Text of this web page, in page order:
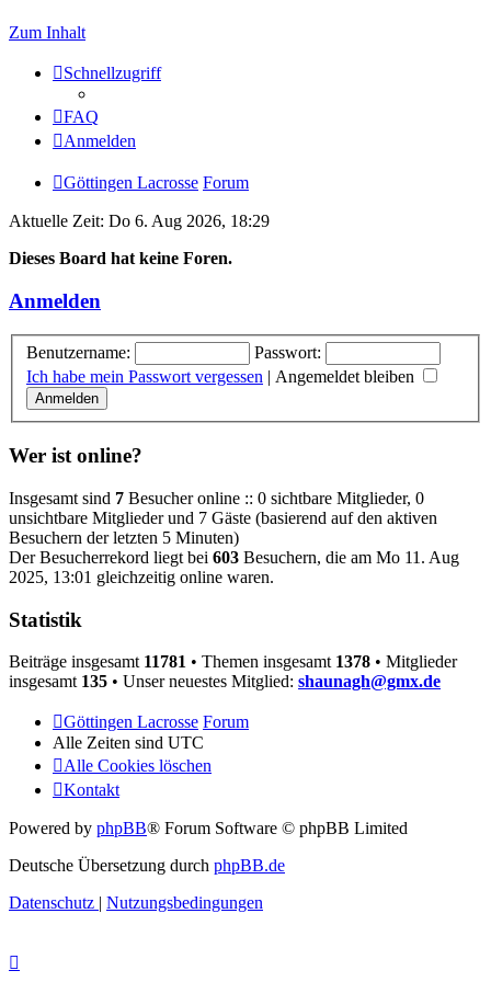
Zum Inhalt
Schnellzugriff
FAQ
Anmelden
Göttingen Lacrosse Forum
Aktuelle Zeit: Do 6. Aug 2026, 18:29
Dieses Board hat keine Foren.
Anmelden
Benutzername:
Passwort:
Ich habe mein Passwort vergessen
Angemeldet bleiben
Wer ist online?
Insgesamt sind 7 Besucher online :: 0 sichtbare Mitglieder, 0
unsichtbare Mitglieder und 7 Gäste (basierend auf den aktiven
Besuchern der letzten 5 Minuten)
Der Besucherrekord liegt bei 603 Besuchern, die am Mo 11. Aug
2025, 13:01 gleichzeitig online waren.
Statistik
Beiträge insgesamt 11781 • Themen insgesamt 1378 • Mitglieder
insgesamt 135 • Unser neuestes Mitglied: shaunagh@gmx.de
Göttingen Lacrosse Forum
Alle Zeiten sind UTC
Alle Cookies löschen
Kontakt
Powered by phpBB® Forum Software © phpBB Limited
Deutsche Übersetzung durch phpBB.de
Datenschutz | Nutzungsbedingungen